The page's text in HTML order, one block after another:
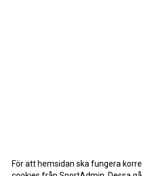
För att hemsidan ska fungera